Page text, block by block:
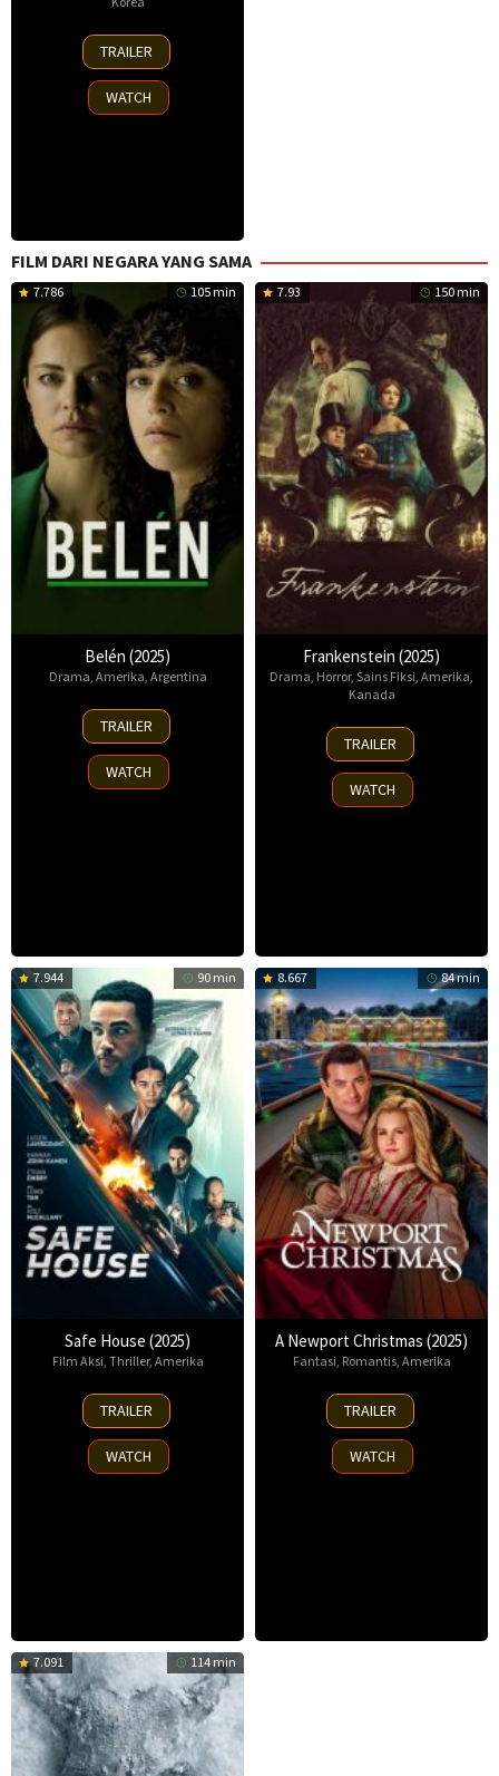
23
Jul
2025
TRAILER
WATCH
FILM DARI NEGARA YANG SAMA
7.786 105 min
Belén (2025)
Drama Amerika Argentina
18
Sep
2025
TRAILER
WATCH
7.93 150 min
Frankenstein (2025)
Drama Horror, Sains Fiksi Amerika
Kanada
17
Oct
2025
TRAILER
WATCH
7.944 90 min
Safe House (2025)
Film Aksi, Thriller, Amerika
30
Oct
2025
TRAILER
WATCH
8.667 84 min
A Newport Christmas (2025)
Fantasi, Romantis, Amerika
2
Nov
2025
TRAILER
WATCH
7.091 114 min